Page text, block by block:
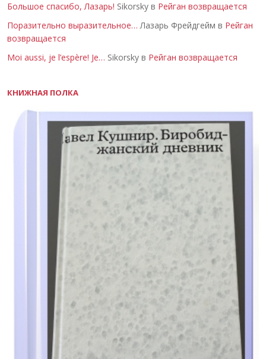
Большое спасибо, Лазарь! Sikorsky в Рейган возвращается
Поразительно выразительное… Лазарь Фрейдгейм в Рейган
возвращается
Moi aussi, je l’espère! Je… Sikorsky в Рейган возвращается
КНИЖНАЯ ПОЛКА